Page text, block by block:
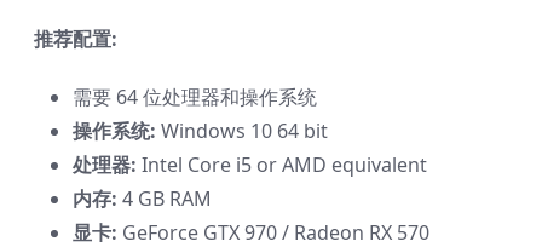
推荐配置:
需要 64 位处理器和操作系统
操作系统: Windows 10 64 bit
处理器: Intel Core i5 or AMD equivalent
内存: 4 GB RAM
显卡: GeForce GTX 970 / Radeon RX 570